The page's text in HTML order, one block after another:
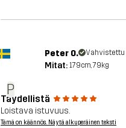
P
Peter O. Vahvistettu
Mitat: 179cm, 79kg
Täydellistä
Loistava istuvuus.
Tämä on käännös. Näytä alkuperäinen teksti